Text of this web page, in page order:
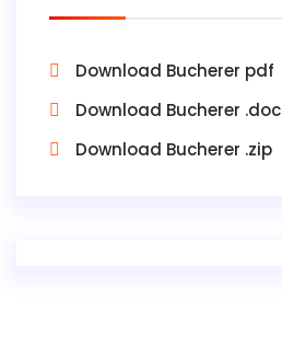
Download Bucherer pdf
Download Bucherer .doc
Download Bucherer .zip